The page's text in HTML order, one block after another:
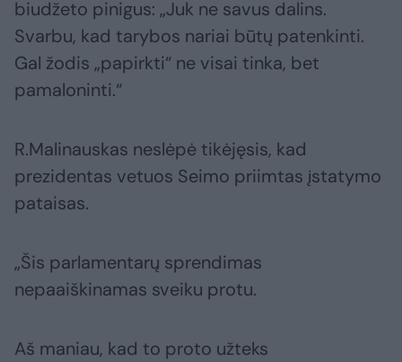
biudžeto pinigus: „Juk ne savus dalins.
Svarbu, kad tarybos nariai būtų patenkinti.
Gal žodis „papirkti“ ne visai tinka, bet
pamaloninti.“
R.Malinauskas neslėpė tikėjęsis, kad
prezidentas vetuos Seimo priimtas įstatymo
pataisas.
„Šis parlamentarų sprendimas
nepaaiškinamas sveiku protu.
Aš maniau, kad to proto užteks